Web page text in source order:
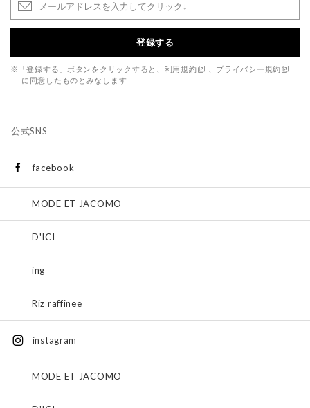
登録する
※「登録する」ボタンをクリックすると、 利用規約
プライバシー規約
に同意したものとみなします
公式SNS
facebook
MODE ET JACOMO
D'ICI
ing
Riz raffinee
instagram
MODE ET JACOMO